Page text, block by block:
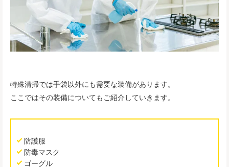
特殊清掃では手袋以外にも需要な装備があります。
ここではその装備についてもご紹介していきます。
防護服
防毒マスク
ゴーグル